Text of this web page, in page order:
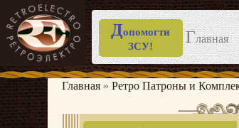
Перейти
содержимому
Допомогти
ЗСУ!
Главная
Главная » Ретро Патроны и